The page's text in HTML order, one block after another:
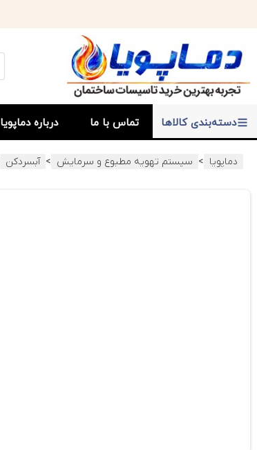
دسته‌بندی کالاها تماس با ما درباره دماپویا
دماپویا > سیستم تهویه مطبوع و سرمایش > آبسردکن